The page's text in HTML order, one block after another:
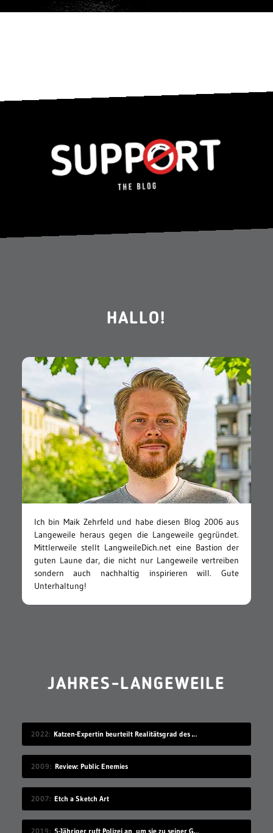
HALLO!
Ich bin Maik Zehrfeld und habe diesen Blog 2006 aus
Langeweile heraus gegen die Langeweile gegründet.
Mittlerweile stellt LangweileDich.net eine Bastion der
guten Laune dar, die nicht nur Langeweile vertreiben
sondern auch nachhaltig inspirieren will. Gute
Unterhaltung!
JAHRES-LANGEWEILE
2022 Katzen-Expertin beurteilt Realitätsgrad des Verhaltens in „Stray“
2009 Review: Public Enemies
2007 Etch a Sketch Art
2019 5-Jähriger ruft Polizei an, um sie zu seiner Geburtstagsparty einzuladen